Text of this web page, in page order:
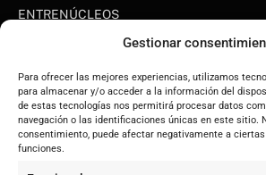
Gestionar
Para ofrecer las mejores experiencias, utilizamos
para almacenar y/o acceder a la información del
de estas tecnologías nos permitirá procesar datos
navegación o las identificaciones únicas en este sitio.
consentimiento, puede afectar negativamente a
funciones.
ENTRENÚCLEOS
Andalucía
Internacional
Tecnología